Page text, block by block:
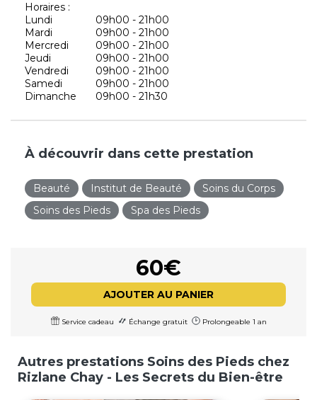
Horaires :
Lundi
09h00 - 21h00
Mardi
09h00 - 21h00
Mercredi
09h00 - 21h00
Jeudi
09h00 - 21h00
Vendredi
09h00 - 21h00
Samedi
09h00 - 21h00
Dimanche
09h00 - 21h30
À découvrir dans cette prestation
Beauté Institut de Beauté
Soins du Corps
Soins des Pieds
Spa des Pieds
60€
AJOUTER AU PANIER
Service cadeau Échange gratuit Prolongeable 1 an
Autres prestations Soins des Pieds chez
Rizlane Chay - Les Secrets du Bien-être